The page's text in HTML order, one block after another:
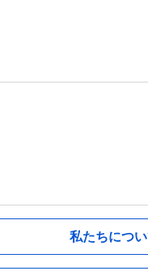
私たちにつ